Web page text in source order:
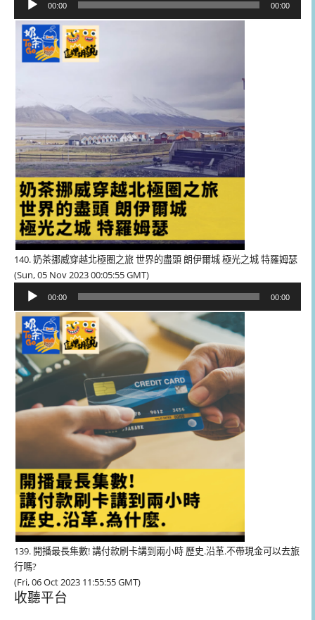
播
器
00:00 00:00
140. 奶茶挪威穿越北極圈之旅 世界的盡頭 朗伊爾城 極光之城 特羅姆瑟
(Sun, 05 Nov 2023 00:05:55 GMT)
播
放
器
00:00 00:00
139. 開播最長集數! 講付款刷卡講到兩小時 歷史.沿革.不帶現金可以去旅
行嗎?
(Fri, 06 Oct 2023 11:55:55 GMT)
收聽平台